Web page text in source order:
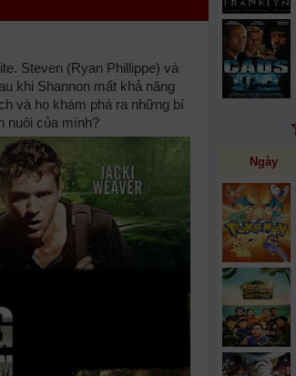
Steven (Ryan Phillippe) và
khi Shannon mất khả năng
và họ khám phá ra những bí
nuôi của mình?
Ngày